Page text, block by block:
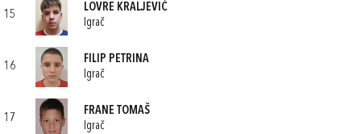
15
LOVRE KRALJEVIĆ
Igrač
16
FILIP PETRINA
Igrač
17
FRANE TOMAŠ
Igrač